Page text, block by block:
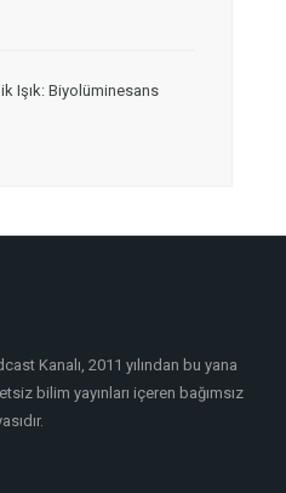
Işık: Biyolüminesans
Kanalı, 2011 yılından bu yana
bilim yayınları içeren bağımsız